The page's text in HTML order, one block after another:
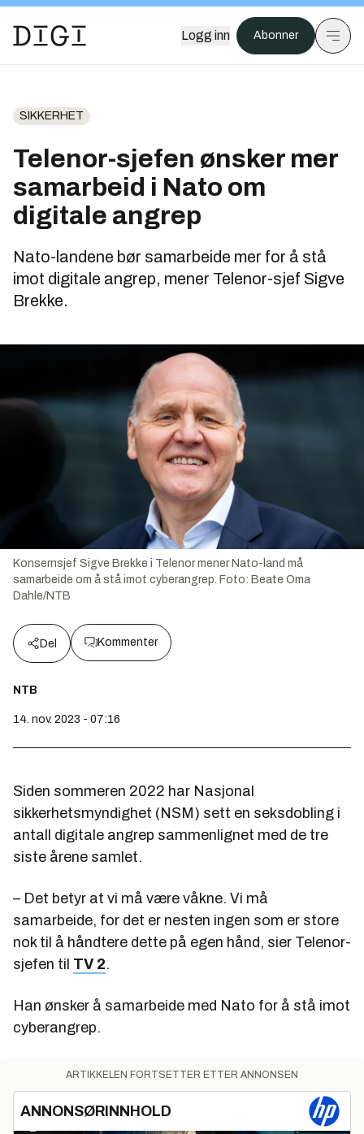
Logg inn Abonner
SIKKERHET
Telenor-sjefen ønsker mer
samarbeid i Nato om
digitale angrep
Nato-landene bør samarbeide mer for å stå
imot digitale angrep, mener Telenor-sjef Sigve
Brekke.
Konsernsjef Sigve Brekke i Telenor mener Nato-land må
samarbeide om å stå imot cyberangrep. Foto: Beate Oma
Dahle/NTB
Del Kommenter
NTB
14. nov. 2023 - 07:16
Siden sommeren 2022 har Nasjonal
sikkerhetsmyndighet (NSM) sett en seksdobling i
antall digitale angrep sammenlignet med de tre
siste årene samlet.
– Det betyr at vi må være våkne. Vi må
samarbeide, for det er nesten ingen som er store
nok til å håndtere dette på egen hånd, sier Telenor-
sjefen til TV 2.
Han ønsker å samarbeide med Nato for å stå imot
cyberangrep.
ARTIKKELEN FORTSETTER ETTER ANNONSEN
ANNONSØRINNHOLD